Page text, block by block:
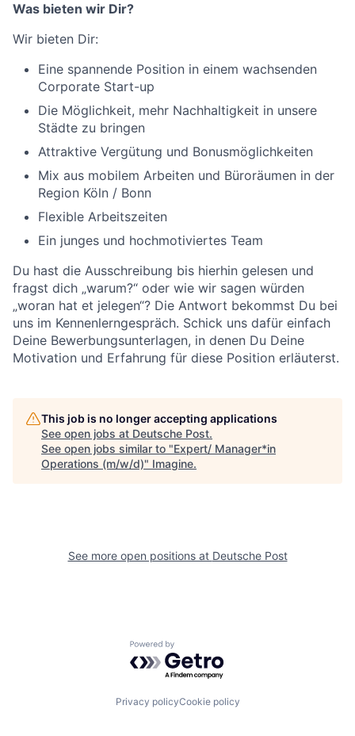
Was bieten wir Dir?
Wir bieten Dir:
Eine spannende Position in einem wachsenden
Corporate Start-up
Die Möglichkeit, mehr Nachhaltigkeit in unsere
Städte zu bringen
Attraktive Vergütung und Bonusmöglichkeiten
Mix aus mobilem Arbeiten und Büroräumen in der
Region Köln / Bonn
Flexible Arbeitszeiten
Ein junges und hochmotiviertes Team
Du hast die Ausschreibung bis hierhin gelesen und
fragst dich „warum?“ oder wie wir sagen würden
„woran hat et jelegen“? Die Antwort bekommst Du bei
uns im Kennenlerngespräch. Schick uns dafür einfach
Deine Bewerbungsunterlagen, in denen Du Deine
Motivation und Erfahrung für diese Position erläuterst.
This job is no longer accepting applications
See open jobs at Deutsche Post.
See open jobs similar to "Expert/ Manager*in
Operations (m/w/d)" Imagine.
See more open positions at Deutsche Post
Powered by Getro.com
Privacy policyCookie policy